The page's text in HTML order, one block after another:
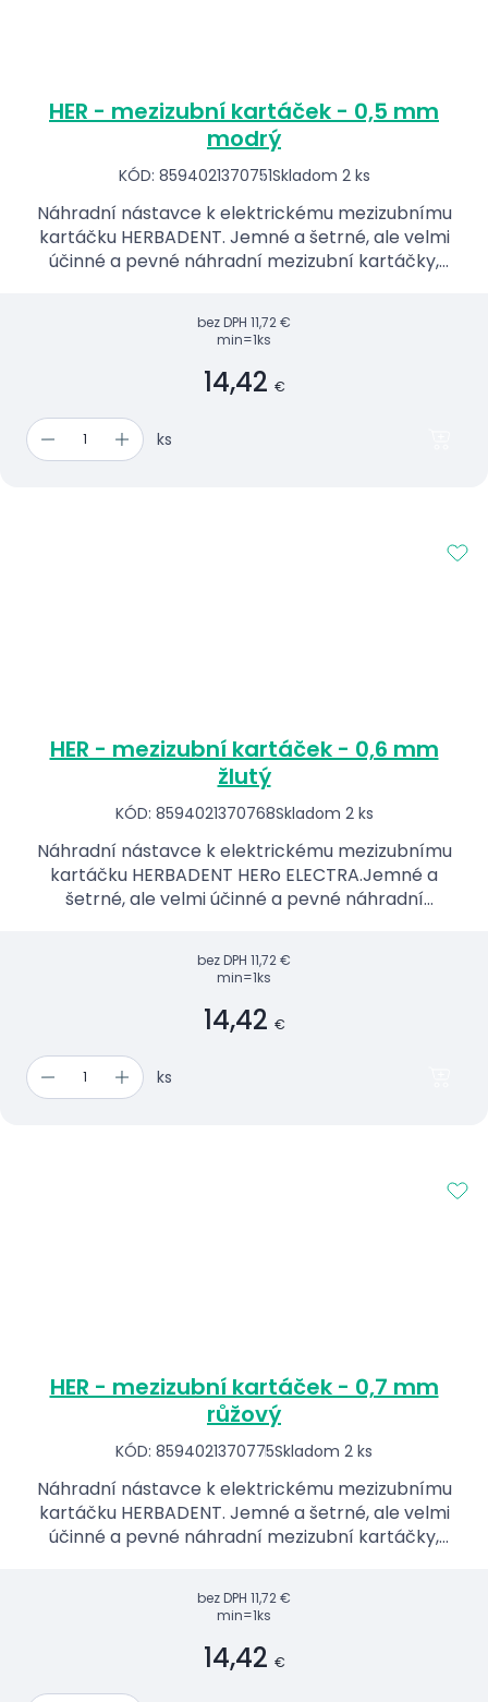
HER - mezizubní kartáček - 0,5 mm
modrý
KÓD: 8594021370751Skladom 2 ks
Náhradní nástavce k elektrickému mezizubnímu
kartáčku HERBADENT. Jemné a šetrné, ale velmi
účinné a pevné náhradní mezizubní kartáčky,
bez DPH 11,72 €
min=1ks
14,42 €
ks
HER - mezizubní kartáček - 0,6 mm
žlutý
KÓD: 8594021370768Skladom 2 ks
Náhradní nástavce k elektrickému mezizubnímu
kartáčku HERBADENT HERo ELECTRA.Jemné a
šetrné, ale velmi účinné a pevné náhradní
bez DPH 11,72 €
min=1ks
14,42 €
ks
HER - mezizubní kartáček - 0,7 mm
růžový
KÓD: 8594021370775Skladom 2 ks
Náhradní nástavce k elektrickému mezizubnímu
kartáčku HERBADENT. Jemné a šetrné, ale velmi
účinné a pevné náhradní mezizubní kartáčky,
bez DPH 11,72 €
min=1ks
14,42 €